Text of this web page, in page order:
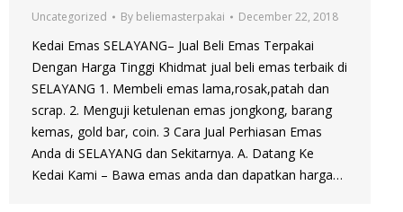
Uncategorized By beliemasterpakai December 22, 2018
Kedai Emas SELAYANG– Jual Beli Emas Terpakai
Dengan Harga Tinggi Khidmat jual beli emas terbaik di
SELAYANG 1. Membeli emas lama,rosak,patah dan
scrap. 2. Menguji ketulenan emas jongkong, barang
kemas, gold bar, coin. 3 Cara Jual Perhiasan Emas
Anda di SELAYANG dan Sekitarnya. A. Datang Ke
Kedai Kami – Bawa emas anda dan dapatkan harga…